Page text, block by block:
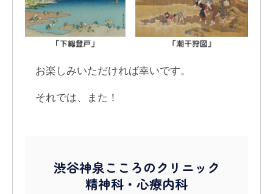
お楽しみいただければ幸いです。
それでは、また！
渋谷神泉こころのクリニック
精神科・心療内科